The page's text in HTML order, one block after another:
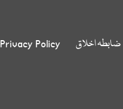
ضابطہ اخلاق Privacy Policy